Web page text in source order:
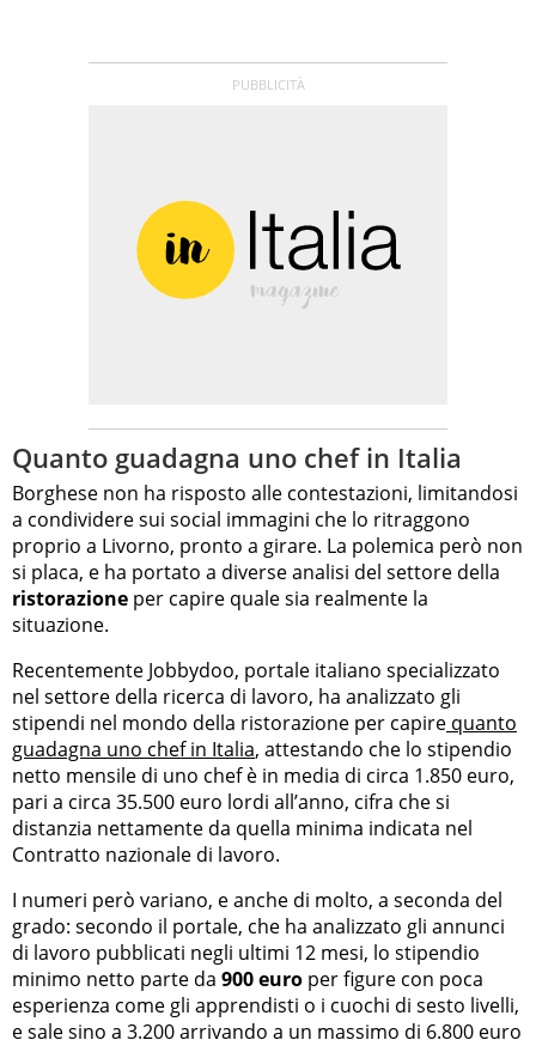
Quanto guadagna uno chef in Italia
Borghese non ha risposto alle contestazioni, limitandosi
a condividere sui social immagini che lo ritraggono
proprio a Livorno, pronto a girare. La polemica però non
si placa, e ha portato a diverse analisi del settore della
ristorazione per capire quale sia realmente la
situazione.
Recentemente Jobbydoo, portale italiano specializzato
nel settore della ricerca di lavoro, ha analizzato gli
stipendi nel mondo della ristorazione per capire quanto
guadagna uno chef in Italia, attestando che lo stipendio
netto mensile di uno chef è in media di circa 1.850 euro,
pari a circa 35.500 euro lordi all’anno, cifra che si
distanzia nettamente da quella minima indicata nel
Contratto nazionale di lavoro.
I numeri però variano, e anche di molto, a seconda del
grado: secondo il portale, che ha analizzato gli annunci
di lavoro pubblicati negli ultimi 12 mesi, lo stipendio
minimo netto parte da 900 euro per figure con poca
esperienza come gli apprendisti o i cuochi di sesto livelli,
e sale sino a 3.200 arrivando a un massimo di 6.800 euro